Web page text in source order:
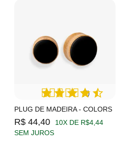
PLUG DE MADEIRA - COLORS
(6)
R$ 44,40
10X DE R$4,44
SEM JUROS